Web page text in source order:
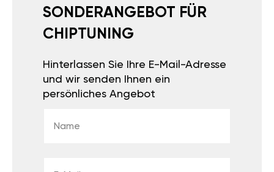
SONDERANGEBOT FÜR
CHIPTUNING
Hinterlassen Sie Ihre E-Mail-Adresse
und wir senden Ihnen ein
persönliches Angebot